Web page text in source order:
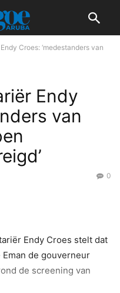
Croes: ‘medestanders van
Endy
van
0
Endy Croes stelt dat
de gouverneur
de screening van